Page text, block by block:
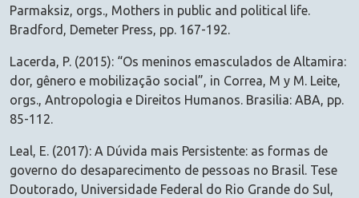
Parmaksiz, orgs., Mothers in public and political life.
Bradford, Demeter Press, pp. 167-192.
Lacerda, P. (2015): “Os meninos emasculados de Altamira:
dor, gênero e mobilização social”, in Correa, M y M. Leite,
orgs., Antropologia e Direitos Humanos. Brasilia: ABA, pp.
85-112.
Leal, E. (2017): A Dúvida mais Persistente: as formas de
governo do desaparecimento de pessoas no Brasil. Tese
Doutorado, Universidade Federal do Rio Grande do Sul,